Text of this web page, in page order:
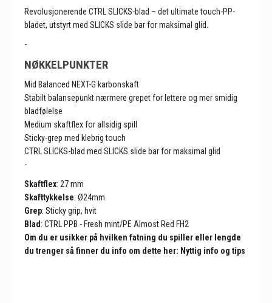
Revolusjonerende CTRL SLICKS-blad – det ultimate touch-PP-
bladet, utstyrt med SLICKS slide bar for maksimal glid.
-
NØKKELPUNKTER
Mid Balanced NEXT-G karbonskaft
Stabilt balansepunkt nærmere grepet for lettere og mer smidig
bladfølelse
Medium skaftflex for allsidig spill
Sticky-grep med klebrig touch
CTRL SLICKS-blad med SLICKS slide bar for maksimal glid
-
Skaftflex: 27 mm
Skafttykkelse: Ø24mm
Grep: Sticky grip, hvit
Blad: CTRL PPB - Fresh mint/PE Almost Red FH2
Om du er usikker på hvilken fatning du spiller eller lengde
du trenger så finner du info om dette her: Nyttig info og tips